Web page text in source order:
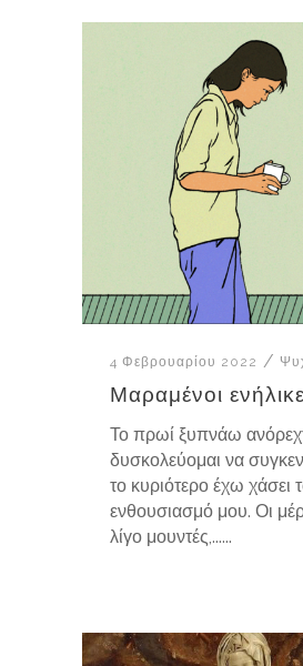
4 Φεβρουαρίου 2022
Μαραμένοι
Το πρωί ξυπνάω
δυσκολεύομαι να
το κυριότερο έχω χάσει
ενθουσιασμό μου. Οι
λίγο μουντές,......